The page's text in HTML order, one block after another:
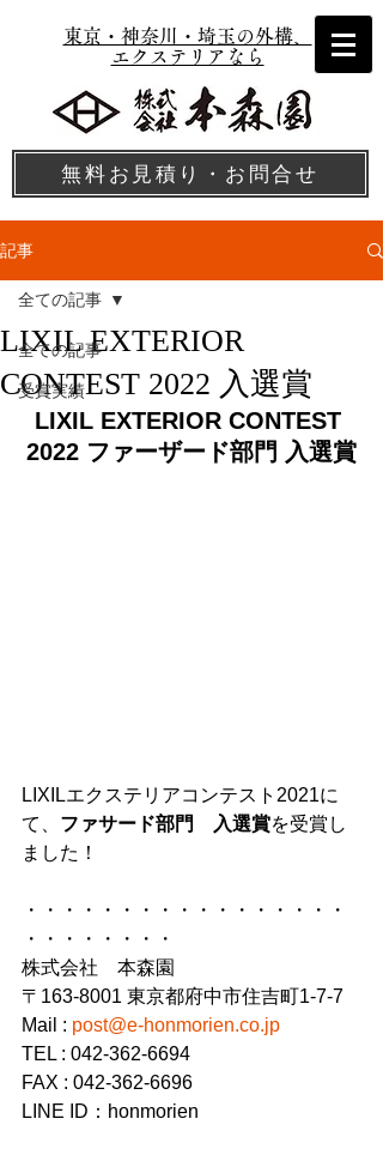
東京・神奈川・埼玉の外構、
エクステリアなら
無料お見積り・お問合せ
記事
全ての記事
受賞実績
全ての記事
LIXIL EXTERIOR
CONTEST 2022 入選賞
LIXIL EXTERIOR CONTEST
2022 ファーザード部門 入選賞
LIXILエクステリアコンテスト2021に
て、 ファサード部門　入選賞を受賞し
ました！
・・・・・・・・・・・・・・・・・
・・・・・・・・
株式会社　本森園
〒163-8001 東京都府中市住吉町1-7-7
Mail : post@e-honmorien.co.jp
TEL : 042-362-6694
FAX : 042-362-6696
LINE ID：honmorien